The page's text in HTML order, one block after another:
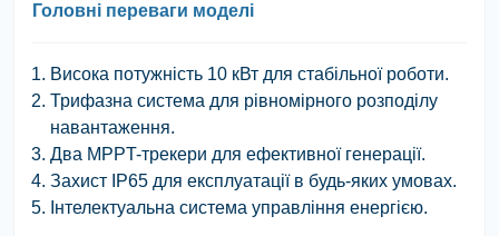
Головні переваги моделі
Висока потужність 10 кВт для стабільної роботи.
Трифазна система для рівномірного розподілу
навантаження.
Два MPPT-трекери для ефективної генерації.
Захист IP65 для експлуатації в будь-яких умовах.
Інтелектуальна система управління енергією.